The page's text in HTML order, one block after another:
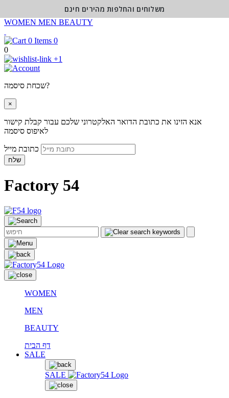
WOMEN MEN BEAUTY
0
0
+1
שכחת סיסמה?
×
אנא הזינו את כתובת הדואר האלקטרוני שלכם עבור קבלת קישור
לאיפוס סיסמה
שלח
Factory 54
WOMEN
MEN
BEAUTY
דף הבית
SALE
SALE
משלוחים והחלפות מהירים חינם